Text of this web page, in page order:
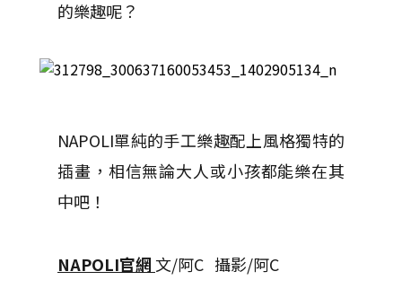
的樂趣呢？
NAPOLI單純的手工樂趣配上風格獨特的
插畫，相信無論大人或小孩都能樂在其
中吧！
NAPOLI官網 文/阿C 攝影/阿C